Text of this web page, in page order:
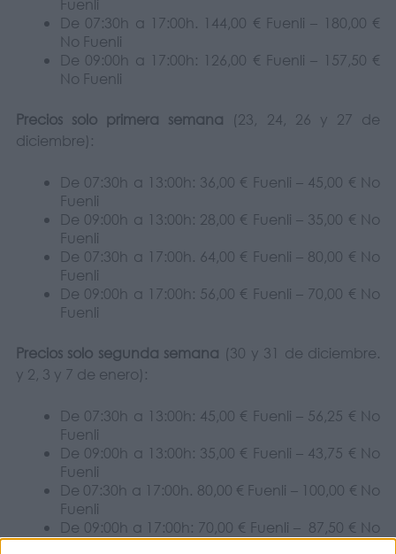
Fuenli
De 07:30h a 17:00h. 144,00 € Fuenli – 180,00 €
No Fuenli
De 09:00h a 17:00h: 126,00 € Fuenli – 157,50 €
No Fuenli
Precios solo primera semana (23, 24, 26 y 27 de
diciembre):
De 07:30h a 13:00h: 36,00 € Fuenli – 45,00 € No
Fuenli
De 09:00h a 13:00h: 28,00 € Fuenli – 35,00 € No
Fuenli
De 07:30h a 17:00h. 64,00 € Fuenli – 80,00 € No
Fuenli
De 09:00h a 17:00h: 56,00 € Fuenli – 70,00 € No
Fuenli
Precios solo segunda semana (30 y 31 de diciembre.
y 2, 3 y 7 de enero):
De 07:30h a 13:00h: 45,00 € Fuenli – 56,25 € No
Fuenli
De 09:00h a 13:00h: 35,00 € Fuenli – 43,75 € No
Fuenli
De 07:30h a 17:00h. 80,00 € Fuenli – 100,00 € No
Fuenli
De 09:00h a 17:00h: 70,00 € Fuenli – 87,50 € No
Fuenli